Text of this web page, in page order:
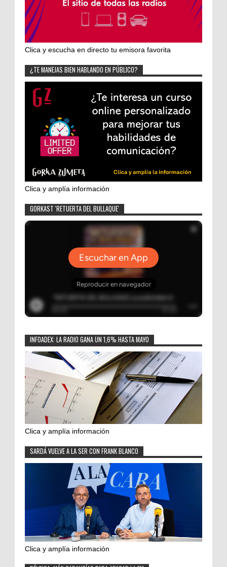
Clica y escucha en directo tu emisora favorita
¿TE MANEJAS BIEN HABLANDO EN PÚBLICO?
Clica y amplía información
GORKAST 'RETUERTA DEL BULLAQUE'
INFOADEX: LA RADIO GANA UN 1,6% HASTA MAYO
Clica y amplía información
SARDÁ VUELVE A LA SER CON FRANK BLANCO
Clica y amplía información